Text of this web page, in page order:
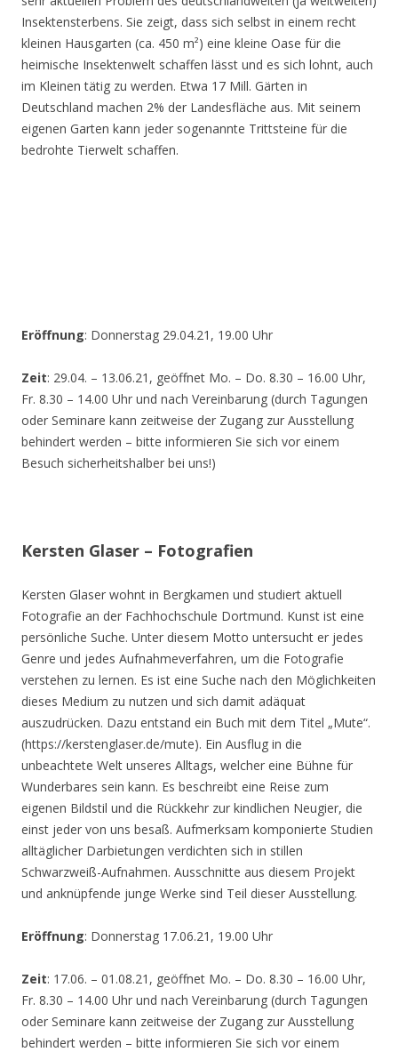
Insektensterbens. Sie zeigt, dass sich selbst in einem recht
kleinen Hausgarten (ca. 450 m²) eine kleine Oase für die
heimische Insektenwelt schaffen lässt und es sich lohnt, auch
im Kleinen tätig zu werden. Etwa 17 Mill. Gärten in
Deutschland machen 2% der Landesfläche aus. Mit seinem
eigenen Garten kann jeder sogenannte Trittsteine für die
bedrohte Tierwelt schaffen.
Eröffnung: Donnerstag 29.04.21, 19.00 Uhr
Zeit: 29.04. – 13.06.21, geöffnet Mo. – Do. 8.30 – 16.00 Uhr,
Fr. 8.30 – 14.00 Uhr und nach Vereinbarung (durch Tagungen
oder Seminare kann zeitweise der Zugang zur Ausstellung
behindert werden – bitte informieren Sie sich vor einem
Besuch sicherheitshalber bei uns!)
Kersten Glaser – Fotografien
Kersten Glaser wohnt in Bergkamen und studiert aktuell
Fotografie an der Fachhochschule Dortmund. Kunst ist eine
persönliche Suche. Unter diesem Motto untersucht er jedes
Genre und jedes Aufnahmeverfahren, um die Fotografie
verstehen zu lernen. Es ist eine Suche nach den Möglichkeiten
dieses Medium zu nutzen und sich damit adäquat
auszudrücken. Dazu entstand ein Buch mit dem Titel „Mute“.
(https://kerstenglaser.de/mute). Ein Ausflug in die
unbeachtete Welt unseres Alltags, welcher eine Bühne für
Wunderbares sein kann. Es beschreibt eine Reise zum
eigenen Bildstil und die Rückkehr zur kindlichen Neugier, die
einst jeder von uns besaß. Aufmerksam komponierte Studien
alltäglicher Darbietungen verdichten sich in stillen
Schwarzweiß-Aufnahmen. Ausschnitte aus diesem Projekt
und anknüpfende junge Werke sind Teil dieser Ausstellung.
Eröffnung: Donnerstag 17.06.21, 19.00 Uhr
Zeit: 17.06. – 01.08.21, geöffnet Mo. – Do. 8.30 – 16.00 Uhr,
Fr. 8.30 – 14.00 Uhr und nach Vereinbarung (durch Tagungen
oder Seminare kann zeitweise der Zugang zur Ausstellung
behindert werden – bitte informieren Sie sich vor einem